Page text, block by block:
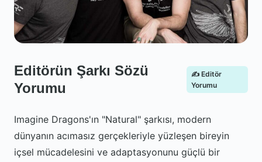
Editörün Şarkı Sözü
Yorumu
✍️ Editör
Yorumu
Imagine Dragons'ın "Natural" şarkısı, modern
dünyanın acımasız gerçekleriyle yüzleşen bireyin
içsel mücadelesini ve adaptasyonunu güçlü bir